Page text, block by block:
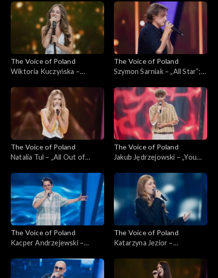
Voice of Poland”,
Przesłuchania w ciemno, 21
września 2024
Voice of Poland”,
Przesłuchania w ciemno, 21
września 2024
The Voice of Poland
Wiktoria Kuczyńska –
of Poland”, Przesłuchania w
ciemno, 21 września 2024
The Voice of Poland
Szymon Sarniak – „All Star”;
Przesłuchania w ciemno, 21
września 2024
The Voice of Poland
Natalia Tul – „All Out of
Przesłuchania w ciemno, 21
września 2024
The Voice of Poland
Jakub Jędrzejowski – „You
of Poland”, Przesłuchania w
ciemno, 21 września 2024
The Voice of Poland
Kacper Andrzejewski –
Poland”, Przesłuchania w
ciemno, 21 września 2024
The Voice of Poland
Katarzyna Jezior –
Poland”, Przesłuchania w
ciemno, 21 września 2024